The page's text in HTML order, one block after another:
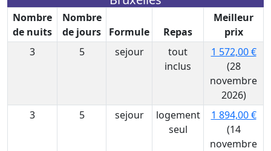
Nombre
de nuits
Nombre
de jours
Formule Repas
Meilleur
prix
3
5 sejour
tout
inclus
1 572,00 €
(28
novembre
2026)
3
5 sejour
logement
seul
1 894,00 €
(14
novembre